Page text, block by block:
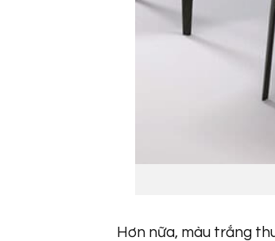
Hơn nữa, màu trắng